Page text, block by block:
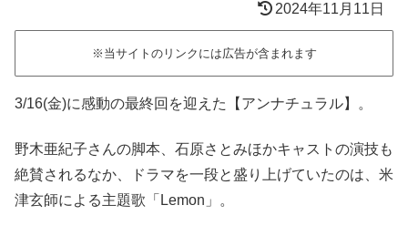
2024年11月11日
※当サイトのリンクには広告が含まれます
3/16(金)に感動の最終回を迎えた【アンナチュラル】。
野木亜紀子さんの脚本、石原さとみほかキャストの演技も
絶賛されるなか、ドラマを一段と盛り上げていたのは、米
津玄師による主題歌「Lemon」。